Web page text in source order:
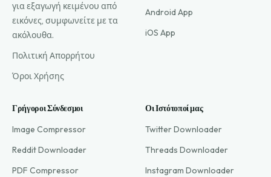
για εξαγωγή κειμένου από
εικόνες, συμφωνείτε με τα
ακόλουθα.
Πολιτική Απορρήτου
Όροι Χρήσης
Android App
iOS App
Γρήγοροι Σύνδεσμοι
Image Compressor
Reddit Downloader
PDF Compressor
Οι Ιστότοποί μας
Twitter Downloader
Threads Downloader
Instagram Downloader